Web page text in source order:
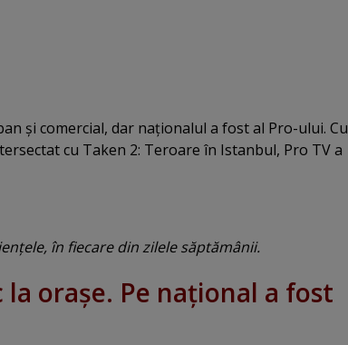
şi comercial, dar naţionalul a fost al Pro-ului. Cu
cu Taken 2: Teroare în Istanbul, Pro TV a
în fiecare din zilele săptămânii.
oraşe. Pe naţional a fost